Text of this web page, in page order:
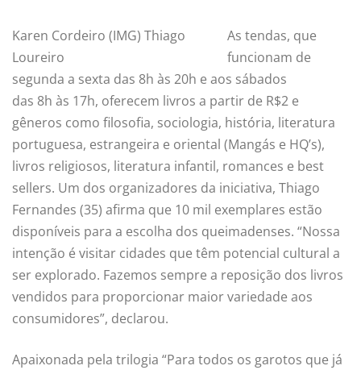
Karen Cordeiro (IMG) Thiago
Loureiro
As tendas, que
funcionam de
segunda a sexta das 8h às 20h e aos sábados
das 8h às 17h, oferecem livros a partir de R$2 e
gêneros como filosofia, sociologia, história, literatura
portuguesa, estrangeira e oriental (Mangás e HQ’s),
livros religiosos, literatura infantil, romances e best
sellers. Um dos organizadores da iniciativa, Thiago
Fernandes (35) afirma que 10 mil exemplares estão
disponíveis para a escolha dos queimadenses. “Nossa
intenção é visitar cidades que têm potencial cultural a
ser explorado. Fazemos sempre a reposição dos livros
vendidos para proporcionar maior variedade aos
consumidores”, declarou.
Apaixonada pela trilogia “Para todos os garotos que já